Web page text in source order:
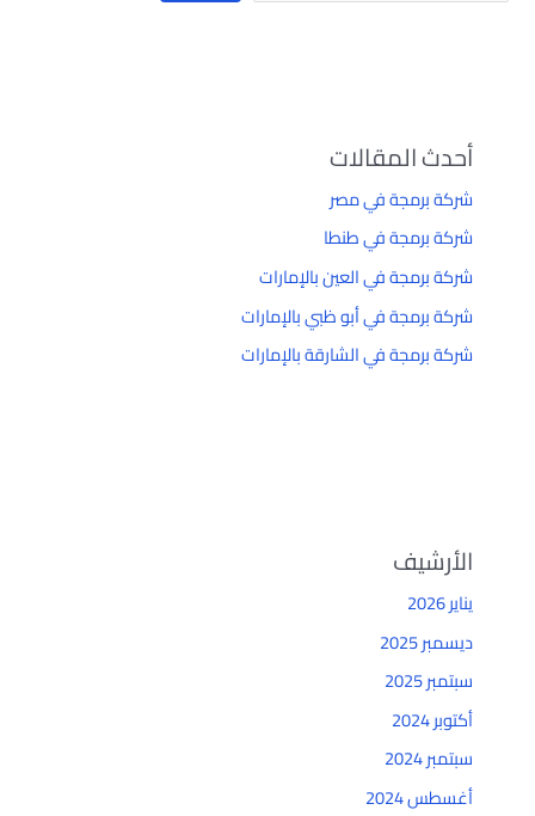
أحدث المقالات
شركة برمجة في مصر
شركة برمجة في طنطا
شركة برمجة في العين بالإمارات
شركة برمجة في أبو ظبي بالإمارات
شركة برمجة في الشارقة بالإمارات
الأرشيف
يناير 2026
ديسمبر 2025
سبتمبر 2025
أكتوبر 2024
سبتمبر 2024
أغسطس 2024